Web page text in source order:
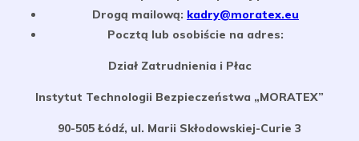
Drogą mailową: kadry@moratex.eu
Pocztą lub osobiście na adres:
Dział Zatrudnienia i Płac
Instytut Technologii Bezpieczeństwa „MORATEX”
90-505 Łódź, ul. Marii Skłodowskiej-Curie 3